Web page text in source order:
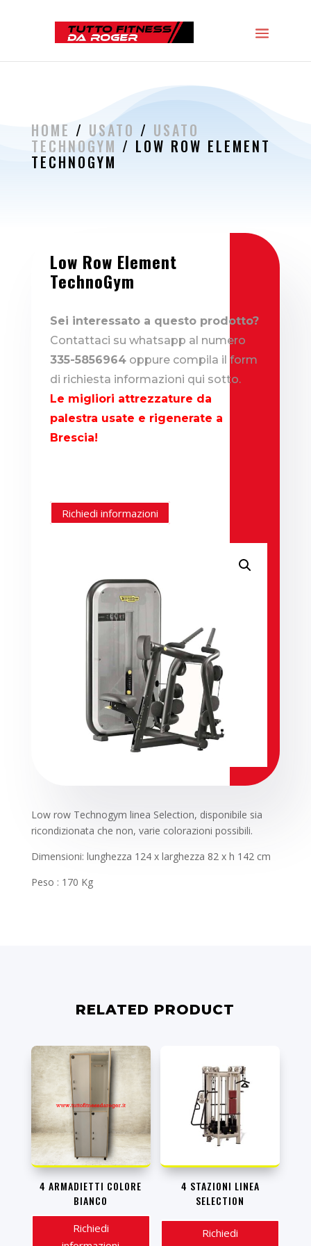
HOME / USATO / USATO
TECHNOGYM / LOW ROW ELEMENT
TECHNOGYM
Low Row Element
TechnoGym
Sei interessato a questo prodotto?
Contattaci su whatsapp al numero
335-5856964 oppure compila il form
di richiesta informazioni qui sotto.
Le migliori attrezzature da
palestra usate e rigenerate a
Brescia!
Richiedi informazioni
Low row Technogym linea Selection, disponibile sia
ricondizionata che non, varie colorazioni possibili.
Dimensioni: lunghezza 124 x larghezza 82 x h 142 cm
Peso : 170 Kg
RELATED PRODUCT
4 ARMADIETTI COLORE
BIANCO
Richiedi
4 STAZIONI LINEA
SELECTION
Richiedi